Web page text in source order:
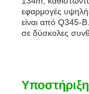
εφαρμογές
είναι από Q345-
σε δύσκολες